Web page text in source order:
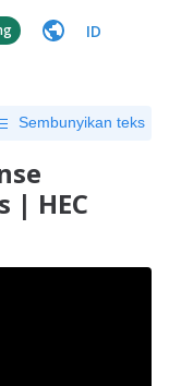
ID
Sembunyikan teks
| HEC